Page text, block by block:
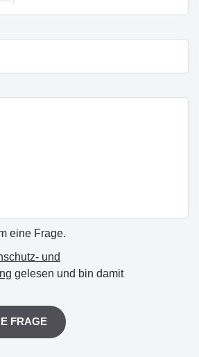
eine Frage.
und
gelesen und bin damit
FRAGE